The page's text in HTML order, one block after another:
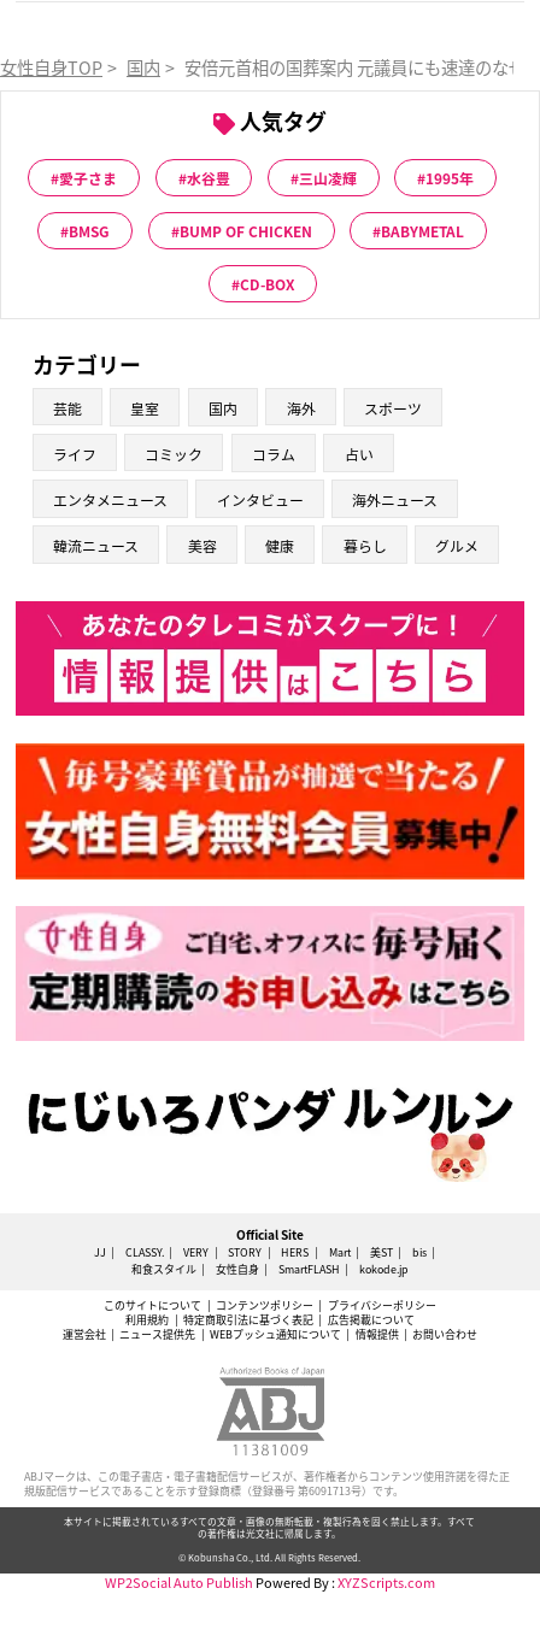
女性自身TOP > 国内 > 安倍元首相の国葬案内 元議員にも速達のな
人気タグ
愛子さま 水谷豊 三山凌輝 1995年
BMSG BUMP OF CHICKEN BABYMETAL
CD-BOX
カテゴリー
芸能 皇室 国内 海外 スポーツ
ライフ コミック コラム 占い
エンタメニュース インタビュー 海外ニュース
韓流ニュース 美容 健康 暮らし グルメ
Official Site
JJ CLASSY. VERY STORY HERS Mart 美ST
bis
和食スタイル
女性自身 SmartFLASH kokode.jp
このサイトについて コンテンツポリシー
プライバシーポリシー
利用規約
特定商取引法に基づく表記
広告掲載について
運営会社
ニュース提供先 WEBプッシュ通知について 情報提供 お問い合わせ
ABJマークは、この電子書店・電子書籍配信サービスが、著作権者からコンテンツ使用許諾を得た正
規版配信サービスであることを示す登録商標（登録番号 第6091713号）です。
本サイトに掲載されているすべての文章・画像の無断転載・複製行為を固く禁止します。すべて
の著作権は光文社に帰属します。
© Kobunsha Co., Ltd. All Rights Reserved.
WP2Social Auto Publish Powered By :XYZScripts.com